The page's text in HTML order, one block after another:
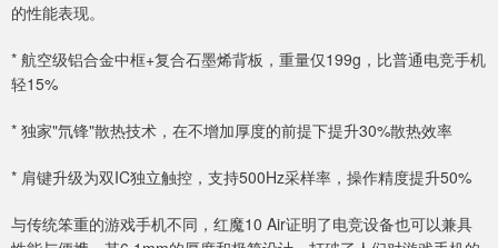
的性能表现。
* 航空级铝合金中框+复合石墨烯背板，重量仅199g，比普通电竞手机
轻15%
* 独家"氘锋"散热技术，在不增加厚度的前提下提升30%散热效率
* 肩键升级为双IC独立触控，支持500Hz采样率，操作精度提升50%
与传统笨重的游戏手机不同，红魔10 Air证明了电竞设备也可以兼具